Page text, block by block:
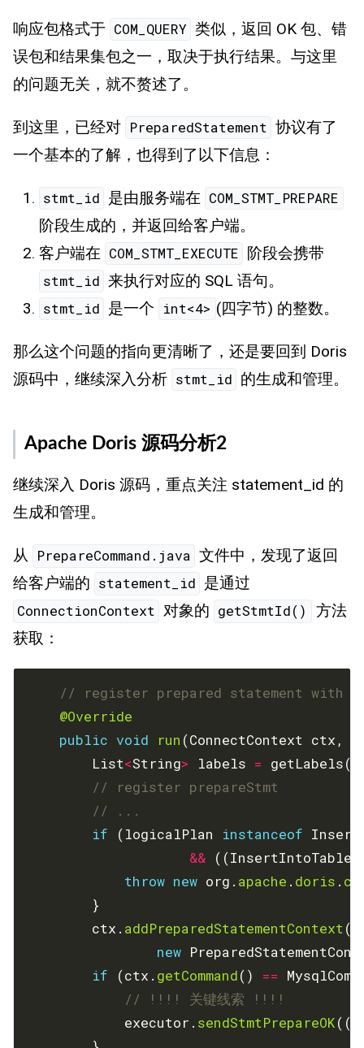
响应包格式于 COM_QUERY 类似，返回 OK 包、错
误包和结果集包之一，取决于执行结果。与这里
的问题无关，就不赘述了。
到这里，已经对 PreparedStatement 协议有了
一个基本的了解，也得到了以下信息：
stmt_id 是由服务端在 COM_STMT_PREPARE
阶段生成的，并返回给客户端。
客户端在 COM_STMT_EXECUTE 阶段会携带
stmt_id 来执行对应的 SQL 语句。
stmt_id 是一个 int<4> (四字节) 的整数。
那么这个问题的指向更清晰了，还是要回到 Doris
源码中，继续深入分析 stmt_id 的生成和管理。
Apache Doris 源码分析2
继续深入 Doris 源码，重点关注 statement_id 的
生成和管理。
从 PrepareCommand.java 文件中，发现了返回
给客户端的 statement_id 是通过
ConnectionContext 对象的 getStmtId()
方法
获取：
// register prepared statement with
@Override
public void run (ConnectContext ctx,
        List
<String> labels =
// register prepareStmt
// ...
if (logicalPlan instanceof
&&
throw new org. apache . doris .
        ctx.
addPreparedStatementContext
new
if (ctx. getCommand() ==
// !!!! 关键线索 !!!!
            executor.
sendStmtPrepareOK((